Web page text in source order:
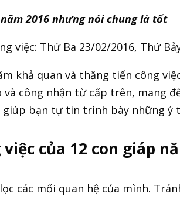
2016 nhưng nói chung là tốt
việc: Thứ Ba 23/02/2016, Thứ
khả quan và thăng tiến công
và công nhận từ cấp trên, mang
giúp bạn tự tin trình bày những ý
của 12 con giáp
các mối quan hệ của mình.